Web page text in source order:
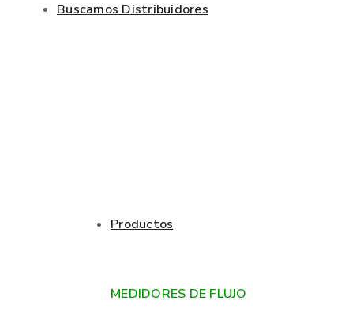
Buscamos Distribuidores
Productos
MEDIDORES DE FLUJO